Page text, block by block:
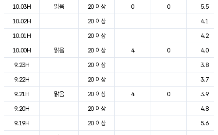
10.03H
맑음 20 이상 0 0
5.5
10.02H
20 이상
4.1
10.01H
20 이상
4.2
10.00H
맑음 20 이상 4 0
4.0
9.23H
20 이상
3.8
9.22H
20 이상
3.7
9.21H
맑음 20 이상 4 0
3.9
9.20H
20 이상
4.8
9.19H
20 이상
5.6